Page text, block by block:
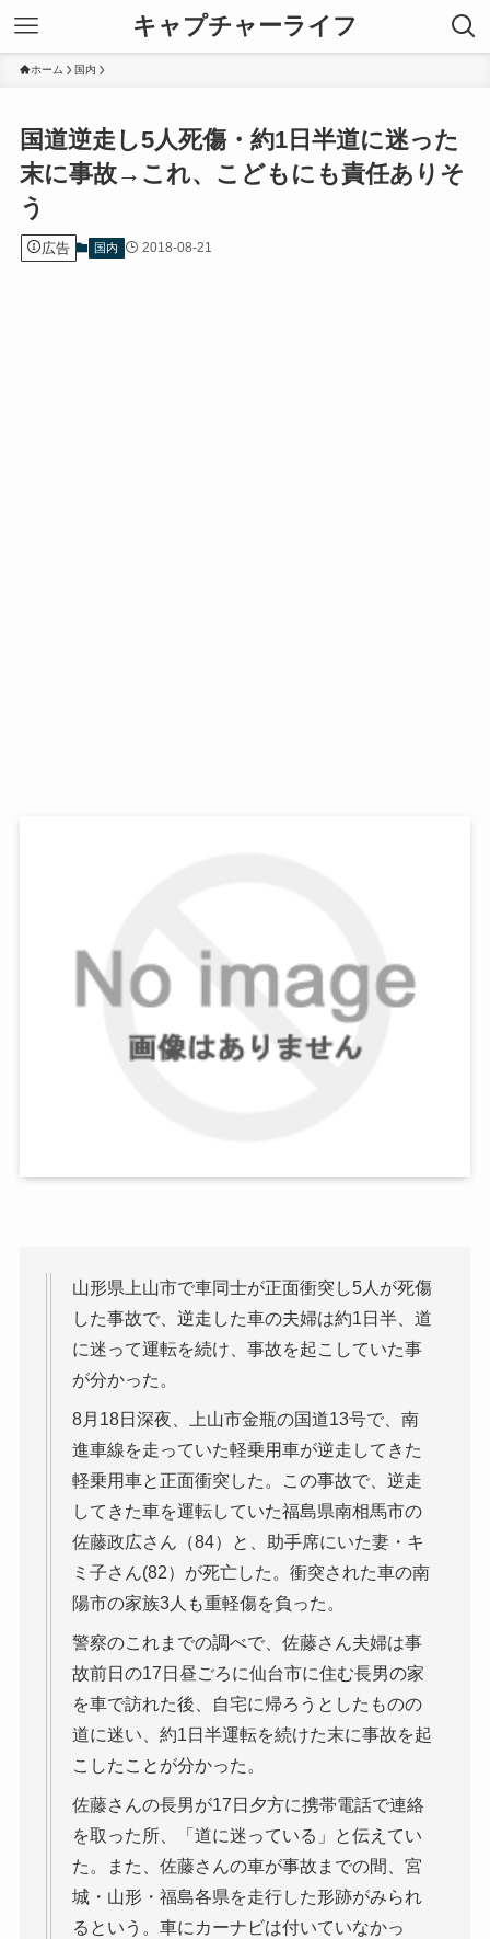
キャプチャーライフ
ホーム 国内
国道逆走し5人死傷・約1日半道に迷った
末に事故→これ、こどもにも責任ありそ
う
広告 国内 2018-08-21
山形県上山市で車同士が正面衝突し5人が死傷
した事故で、逆走した車の夫婦は約1日半、道
に迷って運転を続け、事故を起こしていた事
が分かった。
8月18日深夜、上山市金瓶の国道13号で、南
進車線を走っていた軽乗用車が逆走してきた
軽乗用車と正面衝突した。この事故で、逆走
してきた車を運転していた福島県南相馬市の
佐藤政広さん（84）と、助手席にいた妻・キ
ミ子さん(82）が死亡した。衝突された車の南
陽市の家族3人も重軽傷を負った。
警察のこれまでの調べで、佐藤さん夫婦は事
故前日の17日昼ごろに仙台市に住む長男の家
を車で訪れた後、自宅に帰ろうとしたものの
道に迷い、約1日半運転を続けた末に事故を起
こしたことが分かった。
佐藤さんの長男が17日夕方に携帯電話で連絡
を取った所、「道に迷っている」と伝えてい
た。また、佐藤さんの車が事故までの間、宮
城・山形・福島各県を走行した形跡がみられ
るという。車にカーナビは付いていなかっ